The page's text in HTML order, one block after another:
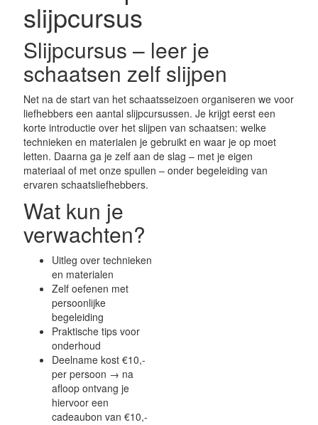
slijpcursus
Slijpcursus – leer je
schaatsen zelf slijpen
Net na de start van het schaatsseizoen organiseren we voor
liefhebbers een aantal slijpcursussen. Je krijgt eerst een
korte introductie over het slijpen van schaatsen: welke
technieken en materialen je gebruikt en waar je op moet
letten. Daarna ga je zelf aan de slag – met je eigen
materiaal of met onze spullen – onder begeleiding van
ervaren schaatsliefhebbers.
Wat kun je
verwachten?
Uitleg over technieken
en materialen
Zelf oefenen met
persoonlijke
begeleiding
Praktische tips voor
onderhoud
Deelname kost €10,-
per persoon → na
afloop ontvang je
hiervoor een
cadeaubon van €10,-